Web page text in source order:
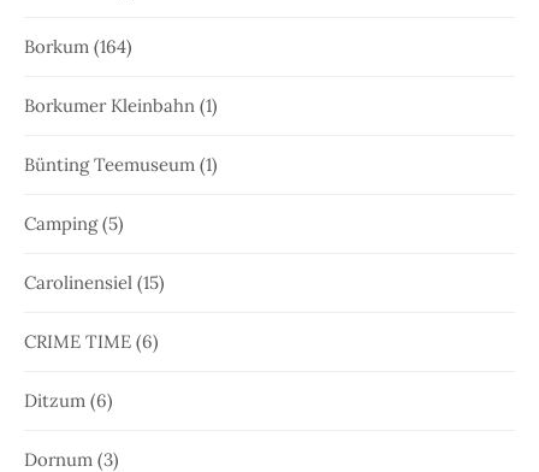
Borkum (164)
Borkumer Kleinbahn (1)
Bünting Teemuseum (1)
Camping(5)
Carolinensiel (15)
CRIME TIME (6)
Ditzum (6)
Dornum (3)